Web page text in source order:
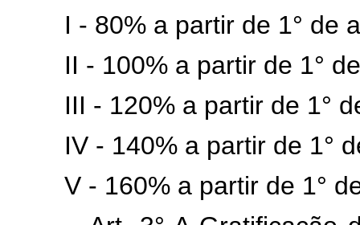
I - 80% a partir de 1° de
II - 100% a partir de 1°
III - 120% a partir de 1°
IV - 140% a partir de 1°
V - 160% a partir de 1°